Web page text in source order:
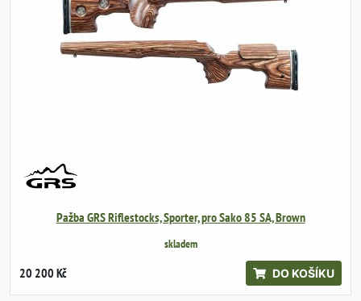
Pažba GRS Riflestocks, Sporter, pro Sako 85 SA, Brown
skladem
20 200 Kč DO KOŠÍKU